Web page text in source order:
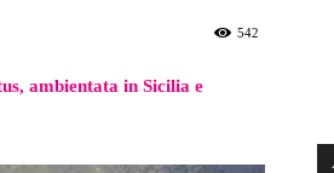
542
ambientata in Sicilia e